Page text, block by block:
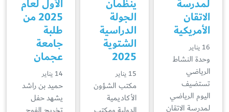
الاتقان
الأمريكية
16 يناير
وحدة النشاط
الرياضي
تستضيف
اليوم الرياضي
لمدرسة الاتقان
الجولة
الدراسية
الشتوية
2025
15 يناير
مكتب الشؤون
الأكاديمية
2025 من
طلبة
جامعة
عجمان
14 يناير
حميد بن راشد
يشهد حفل